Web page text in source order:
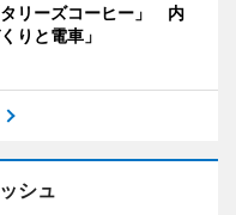
タリーズコーヒー」 内
りと電車」
シュ